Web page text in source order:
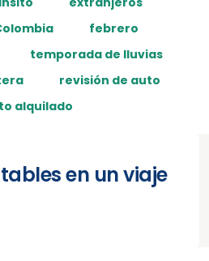
febrero
temporada de lluvias
revisión de auto
alquilado
en un viaje